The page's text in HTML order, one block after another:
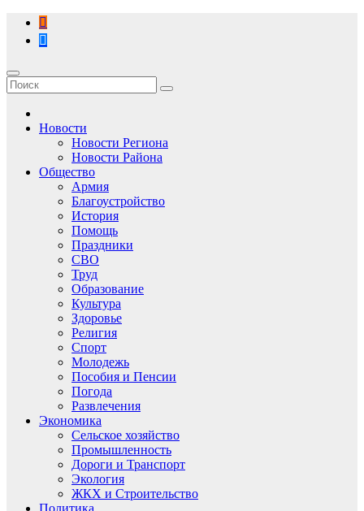
Перейти
содержимому
Новости
Новости Региона
Новости Района
Общество
Армия
Благоустройство
История
Помощь
Праздники
СВО
Труд
Образование
Культура
Здоровье
Религия
Спорт
Молодежь
Пособия и Пенсии
Погода
Развлечения
Экономика
Сельское хозяйство
Промышленность
Дороги и Транспорт
Экология
ЖКХ и Строительство
Политика